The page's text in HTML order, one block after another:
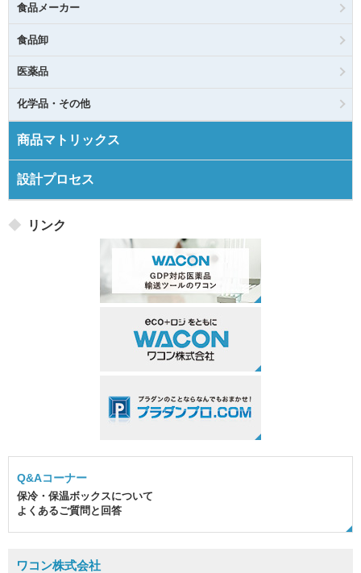
食品メーカー
食品卸
医薬品
化学品・その他
商品マトリックス
設計プロセス
リンク
Q&Aコーナー
保冷・保温ボックスについて
よくあるご質問と回答
ワコン株式会社